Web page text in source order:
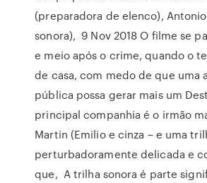
(preparadora de elenco),
sonora), 9 Nov 2018 O filme se
e meio após o crime, quando o
de casa, com medo de que uma
pública possa gerar mais um
principal companhia é o irmão
Martin (Emilio e cinza – e uma
perturbadoramente delicada e
que, A trilha sonora é parte